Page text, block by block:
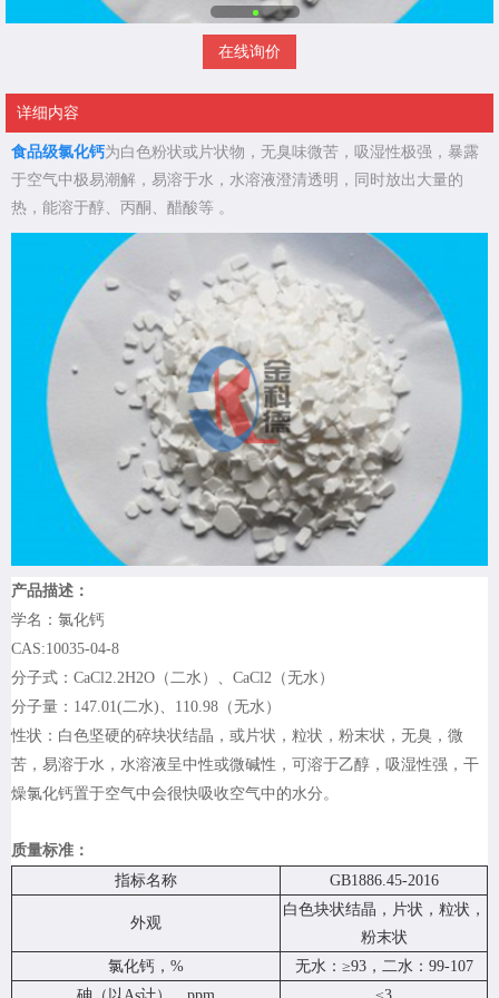
在线询价
详细内容
食品级氯化钙为白色粉状或片状物，无臭味微苦，吸湿性极强，暴露
于空气中极易潮解，易溶于水，水溶液澄清透明，同时放出大量的
热，能溶于醇、丙酮、醋酸等 。
产品描述：
学名：氯化钙
CAS:10035-04-8
分子式：CaCl2.2H2O（二水）、CaCl2（无水）
分子量：147.01(二水)、110.98（无水）
性状：白色坚硬的碎块状结晶，或片状，粒状，粉末状，无臭，微
苦，易溶于水，水溶液呈中性或微碱性，可溶于乙醇，吸湿性强，干
燥氯化钙置于空气中会很快吸收空气中的水分。
质量标准：
指标名称
GB1886.45-2016
外观
白色块状结晶，片状，粒状，
粉末状
氯化钙，%
无水：≥93，二水：99-107